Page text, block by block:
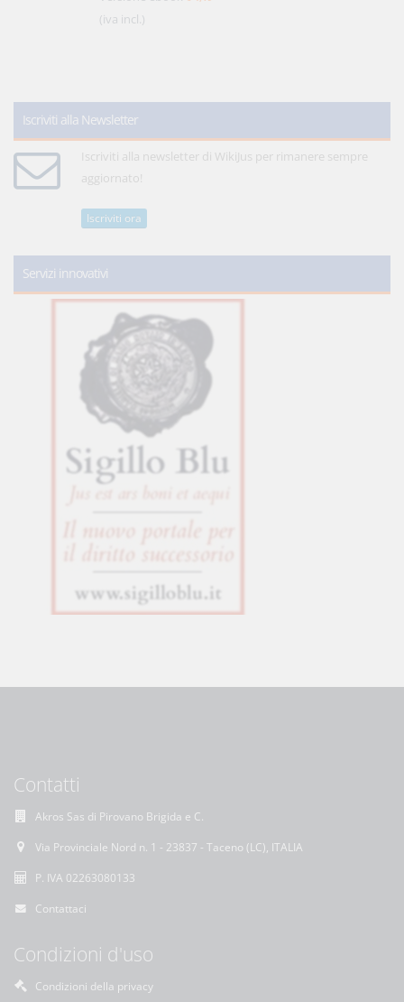
(iva incl.)
Iscriviti alla Newsletter
Iscriviti alla newsletter di WikiJus per rimanere sempre
aggiornato!
Iscriviti ora
Servizi innovativi
Contatti
Akros Sas di Pirovano Brigida e C.
Via Provinciale Nord n. 1 - 23837 - Taceno (LC), ITALIA
P. IVA 02263080133
Contattaci
Condizioni d'uso
Condizioni della privacy